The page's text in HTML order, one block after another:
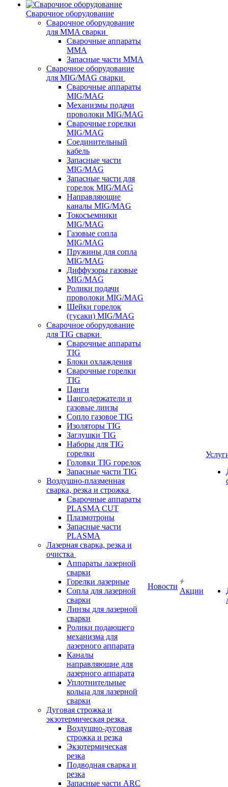
Сварочное оборудование
Сварочное оборудование
для MMA сварки
Сварочные аппараты
MMA
Запасные части MMA
Сварочное оборудование
для MIG/MAG сварки
Сварочные аппараты
MIG/MAG
Механизмы подачи
проволоки MIG/MAG
Сварочные горелки
MIG/MAG
Соединительный
кабель
Запасные части
MIG/MAG
Запасные части для
горелок MIG/MAG
Направляющие
каналы MIG/MAG
Токосъемники
MIG/MAG
Газовые сопла
MIG/MAG
Пружины для сопла
MIG/MAG
Диффузоры газовые
MIG/MAG
Ролики подачи
проволоки MIG/MAG
Шейки горелок
(гусаки) MIG/MAG
Сварочное оборудование
для TIG сварки
Сварочные аппараты
TIG
Блоки охлаждения
Сварочные горелки
TIG
Цанги
Цангодержатели и
газовые линзы
Сопло газовое TIG
Изоляторы TIG
Заглушки TIG
Наборы для TIG
горелки
Головки TIG горелок
Запасные части TIG
Воздушно-плазменная
сварка, резка и строжка
Сварочные аппараты
PLASMA CUT
Плазмотроны
Запасные части
PLASMA
Лазерная сварка, резка и
очистка
Аппараты лазерной
сварки
Горелки лазерные
Сопла для лазерной
сварки
Линзы для лазерной
сварки
Ролики подающего
механизма для
лазерного аппарата
Каналы
направляющие для
лазерного аппарата
Уплотнительные
кольца для лазерной
сварки
Дуговая строжка и
экзотермическая резка
Воздушно-дуговая
строжка и резка
Экзотермическая
резка
Подводная сварка и
резка
Запасные части ARC
Новости
Акции